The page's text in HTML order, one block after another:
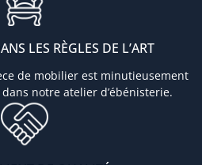
LES RÈGLES DE L’ART
de mobilier est minutieusement
notre atelier d’ébénisterie.